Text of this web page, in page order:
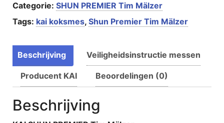
Categorie: SHUN PREMIER Tim Mälzer
Tags: kai koksmes, Shun Premier Tim Mälzer
Beschrijving Veiligheidsinstructie messen
Producent KAI Beoordelingen (0)
Beschrijving